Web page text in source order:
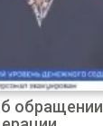
обращении